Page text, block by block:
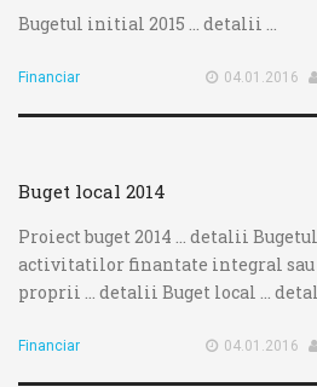
Bugetul initial 2015 ... detalii ...
Financiar 04.01.2016
Buget local 2014
Proiect buget 2014 ... detalii
activitatilor finantate integral
proprii ... detalii Buget local ...
Financiar 04.01.2016